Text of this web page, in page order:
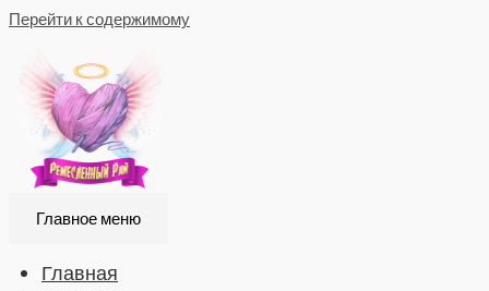
Перейти к содержимому
Главное меню
Главная